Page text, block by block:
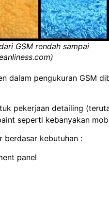
GSM rendah sampai
pengukuran GSM
pekerjaan detailing
seperti kebanyakan
berdasar kebutuhan :
panel